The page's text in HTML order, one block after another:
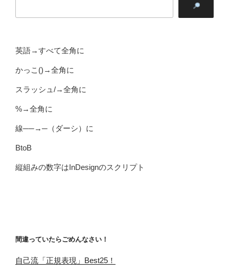
英語→すべて全角に
かっこ()→全角に
スラッシュ/→全角に
%→全角に
線──→─（ダーシ）に
BtoB
縦組みの数字はInDesignのスクリプト
間違っていたらごめんなさい！
自己流「正規表現」Best25！